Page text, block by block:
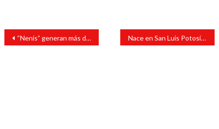
Navegación
entradas
“Nenis” generan más de 9 millones de pesos al día: UNAM Nace en San Luis Potosí primer bebé con anticuerpos contra el COVID-19